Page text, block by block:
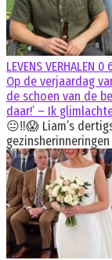
LEVENS VERHALEN 0
Op de verjaardag
de schoen van de
daar!’ – Ik
😐‼️😱 Liam’s